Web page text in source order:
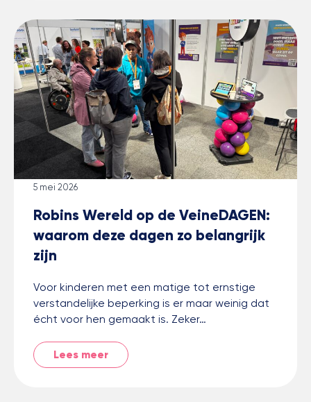
Robins Wereld op de VeineDAGEN:
waarom deze dagen zo belangrijk
zijn
5 mei 2026
Voor kinderen met een matige tot ernstige
verstandelijke beperking is er maar weinig dat
écht voor hen gemaakt is. Zeker…
Lees meer